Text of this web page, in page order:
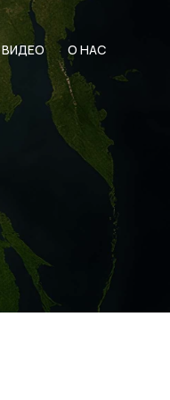
О НАС